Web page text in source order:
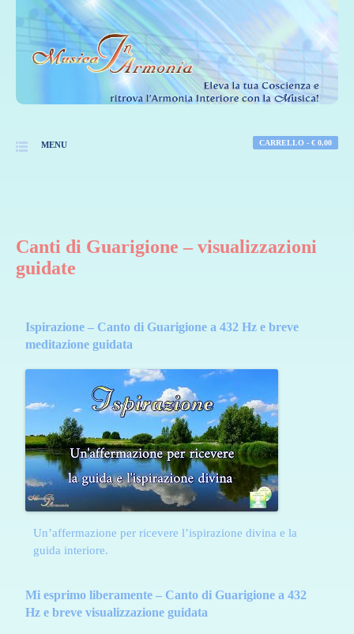
MENU CARRELLO - € 0,00
Canti di Guarigione – visualizzazioni
guidate
Ispirazione – Canto di Guarigione a 432 Hz e breve
meditazione guidata
Un’affermazione per ricevere l’ispirazione divina e la
guida interiore.
Mi esprimo liberamente – Canto di Guarigione a 432
Hz e breve visualizzazione guidata